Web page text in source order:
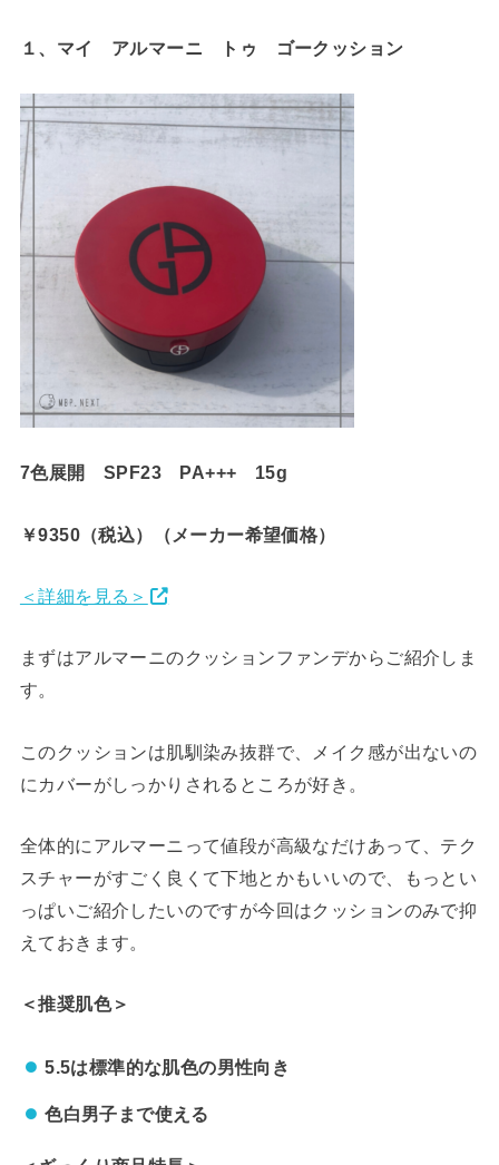
１、マイ アルマーニ トゥ ゴークッション
7色展開 SPF23 PA+++ 15g
￥9350（税込）（メーカー希望価格）
＜詳細を見る＞
まずはアルマーニのクッションファンデからご紹介しま
す。
このクッションは肌馴染み抜群で、メイク感が出ないの
にカバーがしっかりされるところが好き。
全体的にアルマーニって値段が高級なだけあって、テク
スチャーがすごく良くて下地とかもいいので、もっとい
っぱいご紹介したいのですが今回はクッションのみで抑
えておきます。
＜推奨肌色＞
5.5は標準的な肌色の男性向き
色白男子まで使える